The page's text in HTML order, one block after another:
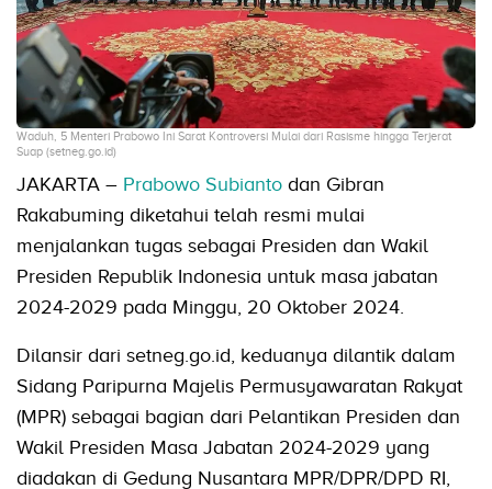
Waduh, 5 Menteri Prabowo Ini Sarat Kontroversi Mulai dari Rasisme hingga Terjerat
Suap (setneg.go.id)
JAKARTA – Prabowo Subianto dan Gibran
Rakabuming diketahui telah resmi mulai
menjalankan tugas sebagai Presiden dan Wakil
Presiden Republik Indonesia untuk masa jabatan
2024-2029 pada Minggu, 20 Oktober 2024.
Dilansir dari setneg.go.id, keduanya dilantik dalam
Sidang Paripurna Majelis Permusyawaratan Rakyat
(MPR) sebagai bagian dari Pelantikan Presiden dan
Wakil Presiden Masa Jabatan 2024-2029 yang
diadakan di Gedung Nusantara MPR/DPR/DPD RI,